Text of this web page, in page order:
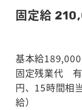
固定給
基本給
固定残業代
円、15時間相
給）